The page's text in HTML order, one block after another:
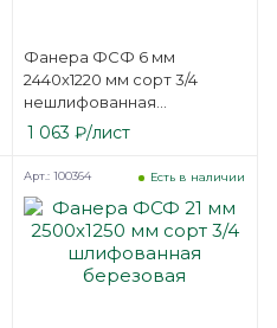
Фанера ФСФ 6 мм
2440х1220 мм сорт 3/4
нешлифованная
березовая
1 063 ₽/лист
Есть в наличии
Арт.: 100364